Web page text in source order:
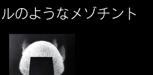
のようなメゾチント